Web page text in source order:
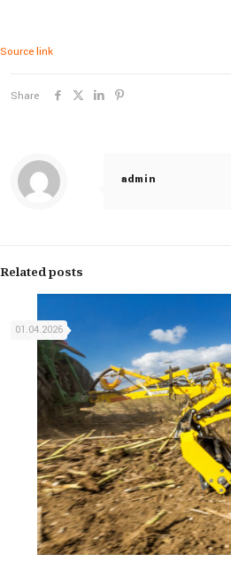
Source link
Share
admin
Related posts
01.04.2026